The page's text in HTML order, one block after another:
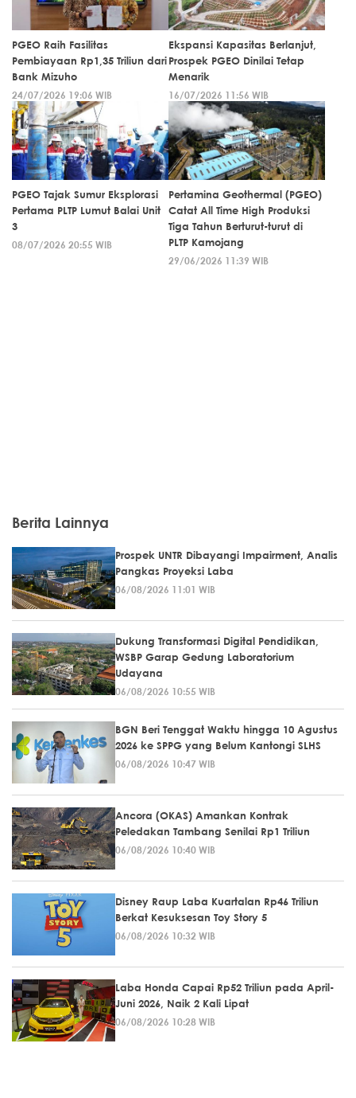
PGEO Raih Fasilitas
Pembiayaan Rp1,35 Triliun dari
Bank Mizuho
24/07/2026 19:06 WIB
Ekspansi Kapasitas Berlanjut,
Prospek PGEO Dinilai Tetap
Menarik
16/07/2026 11:56 WIB
PGEO Tajak Sumur Eksplorasi
Pertama PLTP Lumut Balai Unit
3
08/07/2026 20:55 WIB
Pertamina Geothermal (PGEO)
Catat All Time High Produksi
Tiga Tahun Berturut-turut di
PLTP Kamojang
29/06/2026 11:39 WIB
Berita Lainnya
Prospek UNTR Dibayangi Impairment, Analis
Pangkas Proyeksi Laba
06/08/2026 11:01 WIB
Dukung Transformasi Digital Pendidikan,
WSBP Garap Gedung Laboratorium
Udayana
06/08/2026 10:55 WIB
BGN Beri Tenggat Waktu hingga 10 Agustus
2026 ke SPPG yang Belum Kantongi SLHS
06/08/2026 10:47 WIB
Ancora (OKAS) Amankan Kontrak
Peledakan Tambang Senilai Rp1 Triliun
06/08/2026 10:40 WIB
Disney Raup Laba Kuartalan Rp46 Triliun
Berkat Kesuksesan Toy Story 5
06/08/2026 10:32 WIB
Laba Honda Capai Rp52 Triliun pada April-
Juni 2026, Naik 2 Kali Lipat
06/08/2026 10:28 WIB